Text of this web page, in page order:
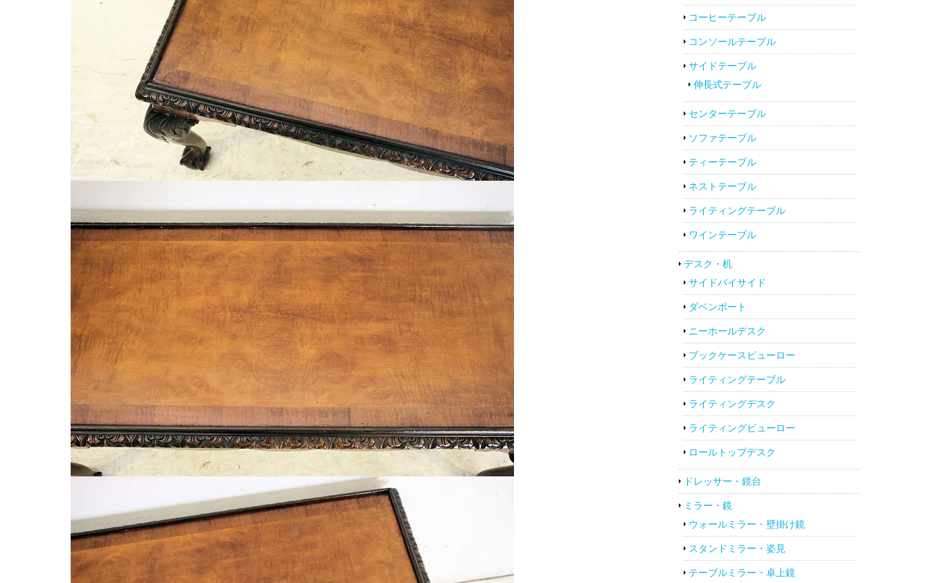
コーヒーテーブル
コンソールテーブル
サイドテーブル
伸長式テーブル
センターテーブル
ソファテーブル
ティーテーブル
ネストテーブル
ライティングテーブル
ワインテーブル
デスク・机
サイドバイサイド
ダベンポート
ニーホールデスク
ブックケースビューロー
ライティングテーブル
ライティングデスク
ライティングビューロー
ロールトップデスク
ドレッサー・鏡台
ミラー・鏡
ウォールミラー・壁掛け鏡
スタンドミラー・姿見
テーブルミラー・卓上鏡